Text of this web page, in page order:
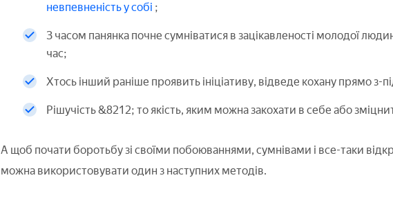
невпевненість у собі ;
З часом панянка почне сумніватися в зацікавленості молодої
час;
Хтось інший раніше проявить ініціативу, відведе кохану прямо з-
Рішучість &8212; то якість, яким можна закохати в себе або
А щоб почати боротьбу зі своїми побоюваннями, сумнівами і все-таки
можна використовувати один з наступних методів.